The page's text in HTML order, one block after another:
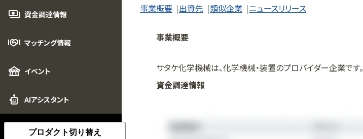
資金調達情報
マッチング情報
イベント
AIアシスタント
プロダクト切り替え
事業概要 出資先 類似企業 ニュースリリース
事業概要
サタケ化学機械は、化学機械・装置のプロバイダー企業です。
資金調達情報